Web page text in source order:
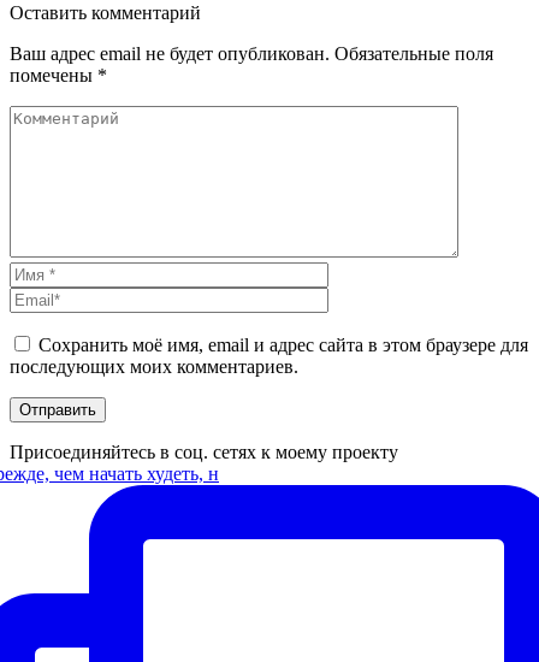
Оставить комментарий
Ваш адрес email не будет опубликован. Обязательные поля
помечены *
Сохранить моё имя, email и адрес сайта в этом браузере для
последующих моих комментариев.
Присоединяйтесь в соц. сетях к моему проекту
чем начать худеть, н